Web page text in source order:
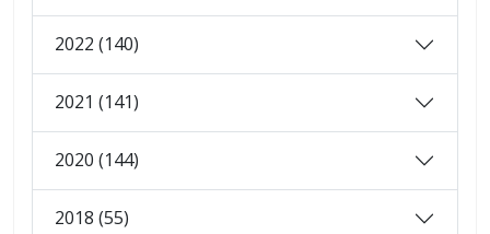
2022 (140)
2021 (141)
2020 (144)
2018 (55)